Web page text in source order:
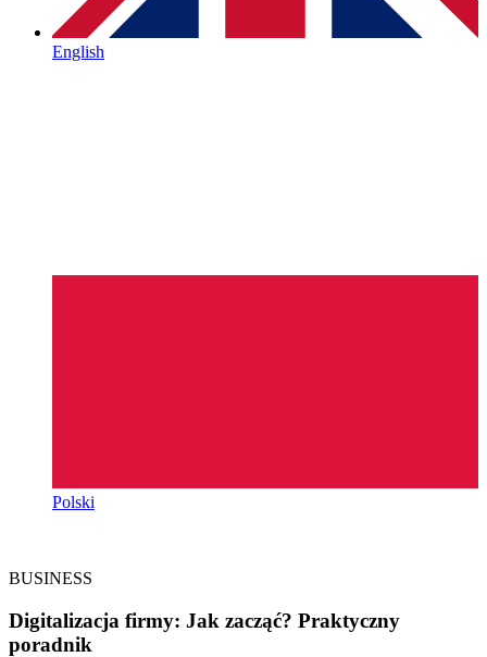
English
Polski
BUSINESS
Digitalizacja firmy: Jak zacząć? Praktyczny
poradnik